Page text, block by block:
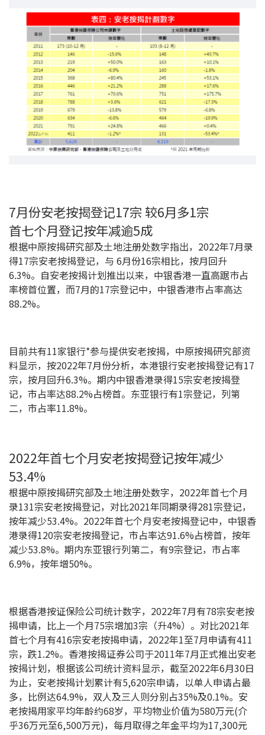
按揭百科
实时银行资讯
装修·保险优惠
免费装修转介服务
装修设计专栏
火险、家居、宠物保险
联络我们
联络方式
网上申请按揭转介
条款及细则
繁
本网页所提供资料仅作参考用途。
若因错漏而引致任何不便或损失，中原按揭概不负责。
本网站采用无障碍网页设计，如有任何问题，可查询：
© 2026 中原按揭经纪有限公司 Centaline Mortgage Broker Limited 版权所有
条款及细则
7月份安老按揭登记17宗 较6月多1宗
首七个月登记按年减逾5成
根据中原按揭研究部及土地注册处数字指出，2022年7月录
得17宗安老按揭登记，与 6月份16宗相比，按月回升
6.3%。自安老按揭计划推出以来，中银香港一直高踞巿占
率榜首位置，而7月的17宗登记中，中银香港市占率高达
88.2%。
目前共有11家银行*参与提供安老按揭，中原按揭研究部资
料显示，按2022年7月份分析，本港银行安老按揭登记有17
宗，按月回升6.3%。期内中银香港录得15宗安老按揭登
记，市占率达88.2%占榜首。东亚银行有1宗登记，列第
二，市占率11.8%。
2022年首七个月安老按揭登记按年减少
53.4%
根据中原按揭研究部及土地注册处数字，2022年首七个月
录131宗安老按揭登记，对比2021年同期录得281宗登记，
按年减少53.4%。2022年首七个月安老按揭登记中，中银香
港录得120宗安老按揭登记，市占率达91.6%占榜首，按年
减少53.8%。期内东亚银行列第二，有9宗登记，市占率
6.9%，按年增50%。
根据香港按证保险公司统计数字，2022年7月有78宗安老按
揭申请，比上一个月75宗增加3宗（升4%）。对比2021年
首七个月有416宗安老按揭申请，2022年1至7月申请有411
宗，跌1.2%。香港按揭证券公司于2011年7月正式推出安老
按揭计划，根据该公司统计资料显示，截至2022年6月30日
为止，安老按揭计划累计有5,620宗申请，以单人申请占最
多，比例达64.9%，双人及三人则分别占35%及0.1%。安
老按揭用家平均年龄约68岁，平均物业价值为580万元(介
乎36万元至6,500万元)，每月取得之年金平均为17,300元